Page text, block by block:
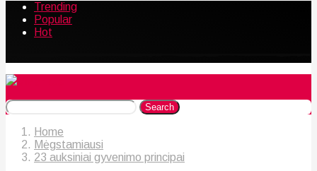
Trending
Popular
Hot
Search
Home
Mėgstamiausi
23 auksiniai gyvenimo principai